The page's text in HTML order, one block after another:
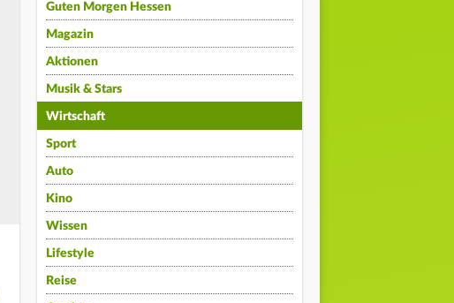
Guten Morgen Hessen
Magazin
Aktionen
Musik & Stars
Wirtschaft
Sport
Auto
Kino
Wissen
Lifestyle
Reise